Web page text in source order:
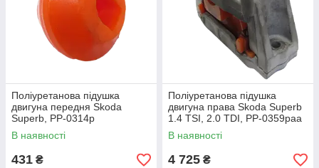
Поліуретанова підушка
двигуна передня Skoda
Superb, PP-0314p
В наявності
431 ₴
Поліуретанова підушка
двигуна права Skoda Superb
1.4 TSI, 2.0 TDI, PP-0359paa
В наявності
4 725 ₴